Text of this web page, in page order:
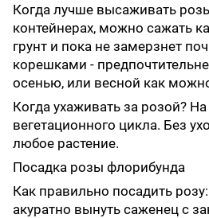
Когда лучше высаживать
контейнерах, можно сажать
грунт и пока не замерзнет
корешками -
осенью, или весной как
Когда ухаживать за розой?
вегетационного цикла. Без
любое растение.
Посадка розы флорибунда
Как правильно посадить
акуратно вынуть саженец с